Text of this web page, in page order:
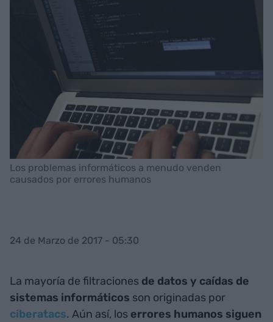
Los problemas informáticos a menudo venden
causados por errores humanos
24 de Marzo de 2017 - 05:30
La mayoría de filtraciones de datos y caídas de
sistemas informáticos son originadas por
ciberatacs. Aún así, los errores humanos siguen